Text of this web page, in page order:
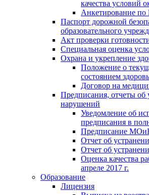
качества условий
Анкетирование
Паспорт дорожной
образовательного
Акт проверки
Специальная оценка
Охрана и укрепление
Положение о
состоянием
Договор на
Предписания, отчеты об
нарушений
Уведомление об
предписания в
Предписание
Отчет об
Отчет об
Оценка качества
апреле 2017 г.
Образование
Лицензия